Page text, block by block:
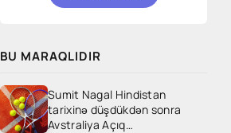
BU MARAQLIDIR
Sumit Nagal Hindistan
tarixinə düşdükdən sonra
Avstraliya Açıq